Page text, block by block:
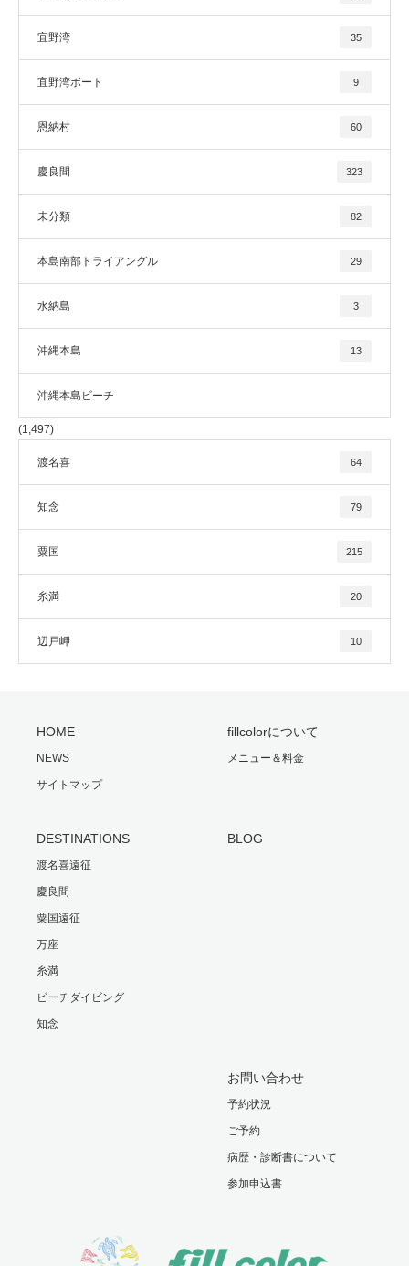
宜野湾 35
宜野湾ボート 9
恩納村 60
慶良間 323
未分類 82
本島南部トライアングル 29
水納島 3
沖縄本島 13
沖縄本島ビーチ
(1,497)
渡名喜 64
知念 79
粟国 215
糸満 20
辺戸岬 10
HOME
NEWS
サイトマップ
fillcolorについて
メニュー＆料金
DESTINATIONS
渡名喜遠征
慶良間
粟国遠征
万座
糸満
ビーチダイビング
知念
BLOG
お問い合わせ
予約状況
ご予約
病歴・診断書について
参加申込書